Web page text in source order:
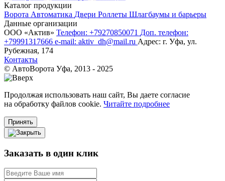
Каталог продукции
Ворота Автоматика Двери Роллеты Шлагбаумы и барьеры
Данные организации
ООО «‎Актив»‎ Телефон: +79270850071 Доп. телефон:
+79991317666 e-mail: aktiv_dh@mail.ru Адрес: г. Уфа, ул.
Рубежная, 174
Контакты
© АвтоВорота Уфа, 2013 - 2025
Продолжая использовать наш сайт, Вы даете согласие
на обработку файлов cookie. Читайте подробнее
Принять
Заказать в один клик